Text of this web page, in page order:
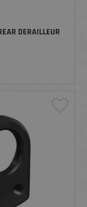
DERAILLEUR